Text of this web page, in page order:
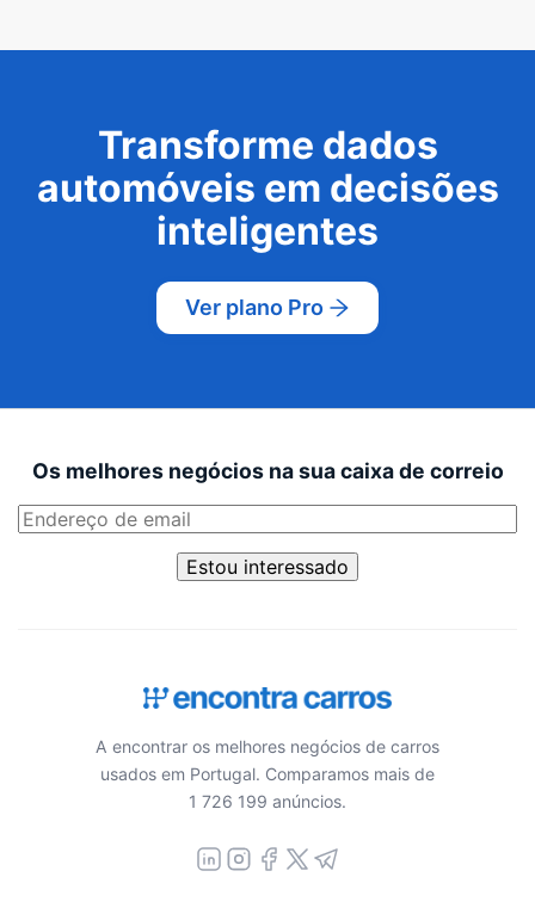
Transforme dados
automóveis em decisões
inteligentes
Ver plano Pro
Os melhores negócios na sua caixa de correio
Estou interessado
A encontrar os melhores negócios de carros
usados em Portugal. Comparamos mais de
1 726 199 anúncios.